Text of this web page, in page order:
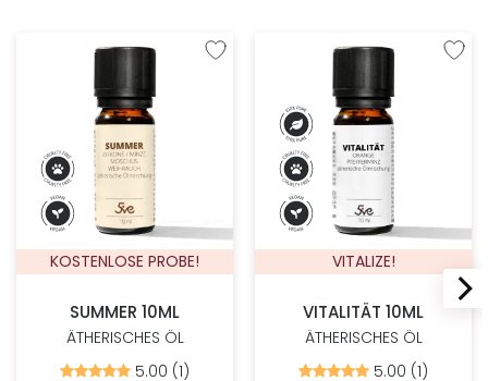
Zur Wunschliste hinzufügen
KOSTENLOSE PROBE!
SUMMER 10ML
ÄTHERISCHES ÖL
Bewertet
5.00 (1)
Zur
VITALIZE!
VITALITÄT 10ML
ÄTHERISCHES ÖL
Bewertet
5.00 (1)